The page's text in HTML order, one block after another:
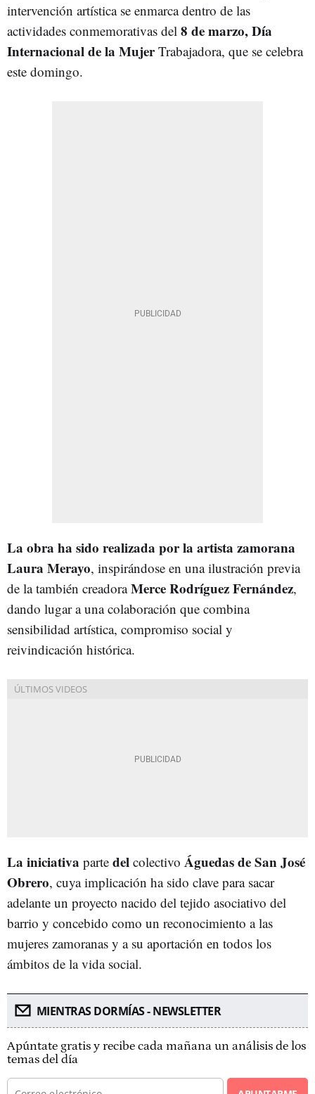
intervención artística se enmarca dentro de las
actividades conmemorativas del 8 de marzo, Día
Internacional de la MujerTrabajadora, que se celebra
este domingo.
La obra ha sido realizada por la artista zamorana
Laura Merayo, inspirándose en una ilustración previa
de la también creadoraMerce Rodríguez Fernández,
dando lugar a una colaboración que combina
sensibilidad artística, compromiso social y
reivindicación histórica.
La iniciativa parte del colectivo Águedas de San José
Obrero, cuya implicación ha sido clave para sacar
adelante un proyecto nacido del tejido asociativo del
barrio y concebido como un reconocimiento a las
mujeres zamoranas y a su aportación en todos los
ámbitos de la vida social.
MIENTRAS DORMÍAS - NEWSLETTER
Apúntate gratis y recibe cada mañana un análisis de los
temas del día